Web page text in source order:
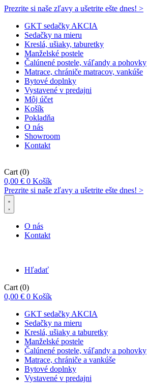
Prezrite si naše zľavy a ušetrite ešte dnes! >​
GKT sedačky AKCIA
Sedačky na mieru
Kreslá, ušiaky, taburetky
Manželské postele
Čalúnené postele, váľandy a pohovky
Matrace, chrániče matracov, vankúše
Bytové doplnky
Vystavené v predajni
Môj účet
Košík
Pokladňa
O nás
Showroom
Kontakt
Cart (0)
0,00 € 0 Košík
Prezrite si naše zľavy a ušetrite ešte dnes! >​
O nás
Kontakt
Hľadať
Cart (0)
0,00 € 0 Košík
GKT sedačky AKCIA
Sedačky na mieru
Kreslá, ušiaky a taburetky
Manželské postele
Čalúnené postele, váľandy a pohovky
Matrace, chrániče a vankúše
Bytové doplnky
Vystavené v predajni